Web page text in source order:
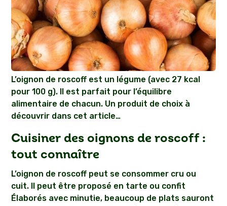
L’oignon de roscoff est un légume (avec 27 kcal
pour 100 g). Il est parfait pour l’équilibre
alimentaire de chacun. Un produit de choix à
découvrir dans cet article…
Cuisiner des oignons de roscoff :
tout connaître
L’oignon de roscoff peut se consommer cru ou
cuit. Il peut être proposé en tarte ou confit
Élaborés avec minutie, beaucoup de plats sauront